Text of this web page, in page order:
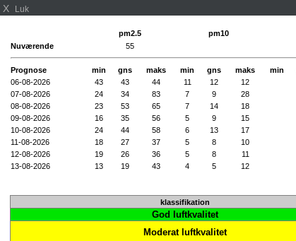
X Luk
pm2.5 pm10
Nuværende
55
Prognose min gns maks min gns maks min
06-08-2026
43 43 44 11 12 12
07-08-2026
24 34 83 7 9 28
08-08-2026
23 53 65 7 14 18
09-08-2026
16 35 56 5 9 15
10-08-2026
24 44 58 6 13 17
11-08-2026
18 27 37 5 8 10
12-08-2026
19 26 36 5 8 11
13-08-2026
13 19 43 4 5 12
klassifikation
God luftkvalitet
Moderat luftkvalitet